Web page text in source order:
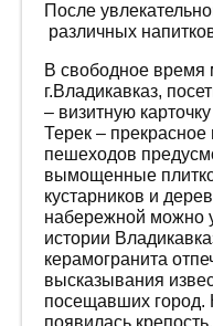
После
различных
В свободное время
г.Владикавказ,
– визитную
Терек – прекрасное
пешеходов
вымощенные
кустарников и
набережной можно
истории
керамогранита
высказывания
посещавших город.
появилась